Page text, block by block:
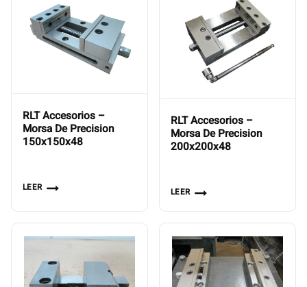
RLT Accesorios –
Morsa De Precision
150x150x48
LEER
RLT Accesorios –
Morsa De Precision
200x200x48
LEER